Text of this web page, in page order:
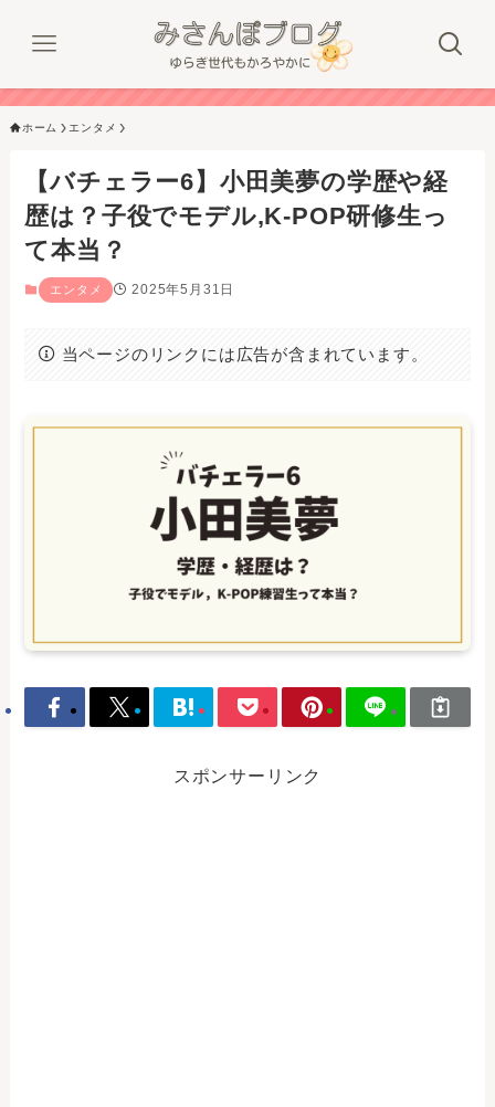
ホーム エンタメ
【バチェラー6】小田美夢の学歴や経
歴は？子役でモデル,K-POP研修生っ
て本当？
エンタメ 2025年5月31日
当ページのリンクには広告が含まれています。
スポンサーリンク